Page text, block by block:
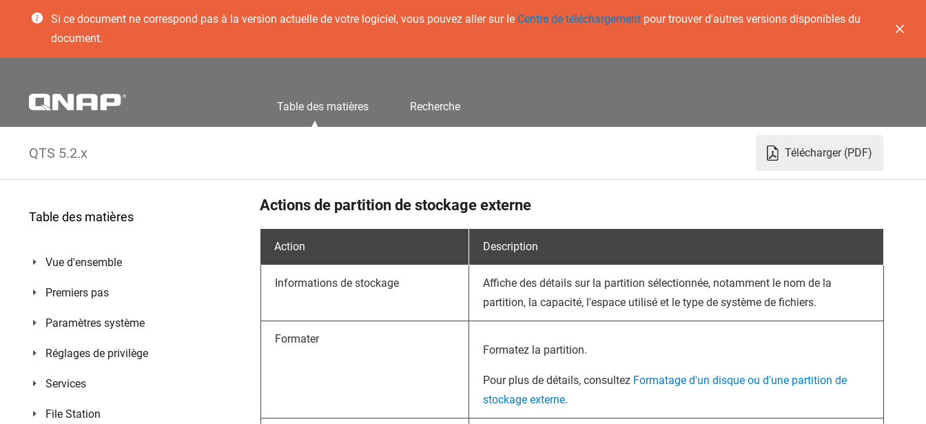
Si ce document ne correspond pas à la version actuelle de votre logiciel, vous pouvez aller sur le Centre de téléchargementpour trouver d'autres versions disponibles du
document.
Table des matières Recherche
QTS 5.2.x Télécharger (PDF)
Table des matières
Vue d'ensemble
Premiers pas
Paramètres système
Réglages de privilège
Services
File Station
Actions de partition de stockage externe
Action Description
Informations de stockage
Affiche des détails sur la partition sélectionnée, notamment le nom de la
partition, la capacité, l'espace utilisé et le type de système de fichiers.
Formater
Formatez la partition.
Pour plus de détails, consultez Formatage d'un disque ou d'une partition de
stockage externe.